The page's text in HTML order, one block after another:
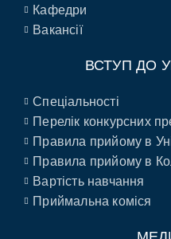
Кафедри
Вакансії
ВСТУП ДО
Спеціальності
Перелік конкурсних
Правила прийому в
Правила прийому в
Вартість навчання
Приймальна коміся